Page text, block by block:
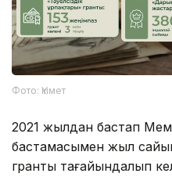
Фото: Үкімет
2021 жылдан бастап
бастамасымен жыл
гранты тағайындалып